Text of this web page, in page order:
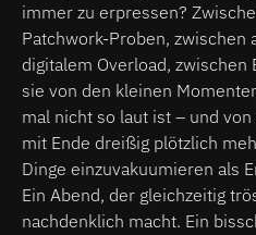
immer zu erpressen?
Patchwork-Proben, zwischen
digitalem Overload,
sie von den kleinen
mal nicht so laut ist – und
mit Ende dreißig plötzlich
Dinge einzuvakuumieren als
Ein Abend, der gleichzeitig
nachdenklich macht. Ein